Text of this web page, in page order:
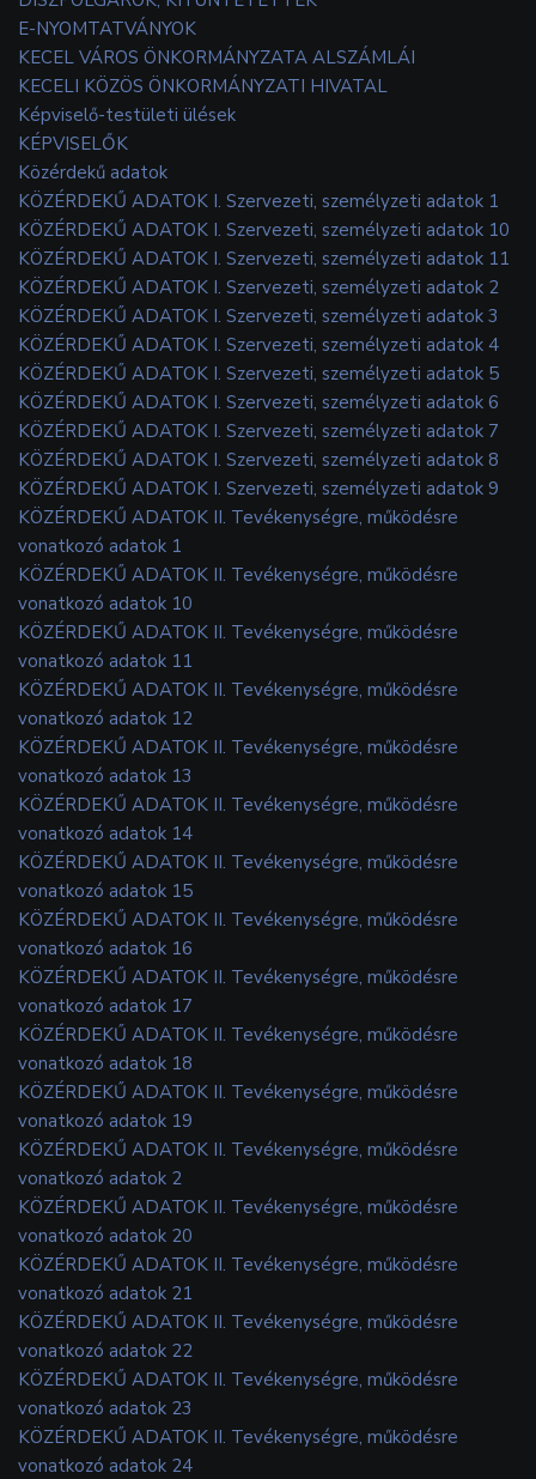
E-NYOMTATVÁNYOK
KECEL VÁROS ÖNKORMÁNYZATA ALSZÁMLÁI
KECELI KÖZÖS ÖNKORMÁNYZATI HIVATAL
Képviselő-testületi ülések
KÉPVISELŐK
Közérdekű adatok
KÖZÉRDEKŰ ADATOK I. Szervezeti, személyzeti adatok 1
KÖZÉRDEKŰ ADATOK I. Szervezeti, személyzeti adatok 10
KÖZÉRDEKŰ ADATOK I. Szervezeti, személyzeti adatok 11
KÖZÉRDEKŰ ADATOK I. Szervezeti, személyzeti adatok 2
KÖZÉRDEKŰ ADATOK I. Szervezeti, személyzeti adatok 3
KÖZÉRDEKŰ ADATOK I. Szervezeti, személyzeti adatok 4
KÖZÉRDEKŰ ADATOK I. Szervezeti, személyzeti adatok 5
KÖZÉRDEKŰ ADATOK I. Szervezeti, személyzeti adatok 6
KÖZÉRDEKŰ ADATOK I. Szervezeti, személyzeti adatok 7
KÖZÉRDEKŰ ADATOK I. Szervezeti, személyzeti adatok 8
KÖZÉRDEKŰ ADATOK I. Szervezeti, személyzeti adatok 9
KÖZÉRDEKŰ ADATOK II. Tevékenységre, működésre
vonatkozó adatok 1
KÖZÉRDEKŰ ADATOK II. Tevékenységre, működésre
vonatkozó adatok 10
KÖZÉRDEKŰ ADATOK II. Tevékenységre, működésre
vonatkozó adatok 11
KÖZÉRDEKŰ ADATOK II. Tevékenységre, működésre
vonatkozó adatok 12
KÖZÉRDEKŰ ADATOK II. Tevékenységre, működésre
vonatkozó adatok 13
KÖZÉRDEKŰ ADATOK II. Tevékenységre, működésre
vonatkozó adatok 14
KÖZÉRDEKŰ ADATOK II. Tevékenységre, működésre
vonatkozó adatok 15
KÖZÉRDEKŰ ADATOK II. Tevékenységre, működésre
vonatkozó adatok 16
KÖZÉRDEKŰ ADATOK II. Tevékenységre, működésre
vonatkozó adatok 17
KÖZÉRDEKŰ ADATOK II. Tevékenységre, működésre
vonatkozó adatok 18
KÖZÉRDEKŰ ADATOK II. Tevékenységre, működésre
vonatkozó adatok 19
KÖZÉRDEKŰ ADATOK II. Tevékenységre, működésre
vonatkozó adatok 2
KÖZÉRDEKŰ ADATOK II. Tevékenységre, működésre
vonatkozó adatok 20
KÖZÉRDEKŰ ADATOK II. Tevékenységre, működésre
vonatkozó adatok 21
KÖZÉRDEKŰ ADATOK II. Tevékenységre, működésre
vonatkozó adatok 22
KÖZÉRDEKŰ ADATOK II. Tevékenységre, működésre
vonatkozó adatok 23
KÖZÉRDEKŰ ADATOK II. Tevékenységre, működésre
vonatkozó adatok 24